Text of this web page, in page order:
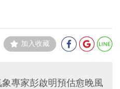
加入收藏
專家彭啟明預估愈晚風